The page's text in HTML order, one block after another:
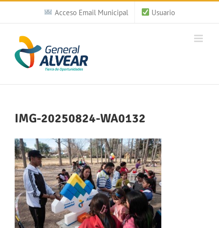
Saltar
contenido
Acceso Email Municipal Usuario
IMG-20250824-WA0132